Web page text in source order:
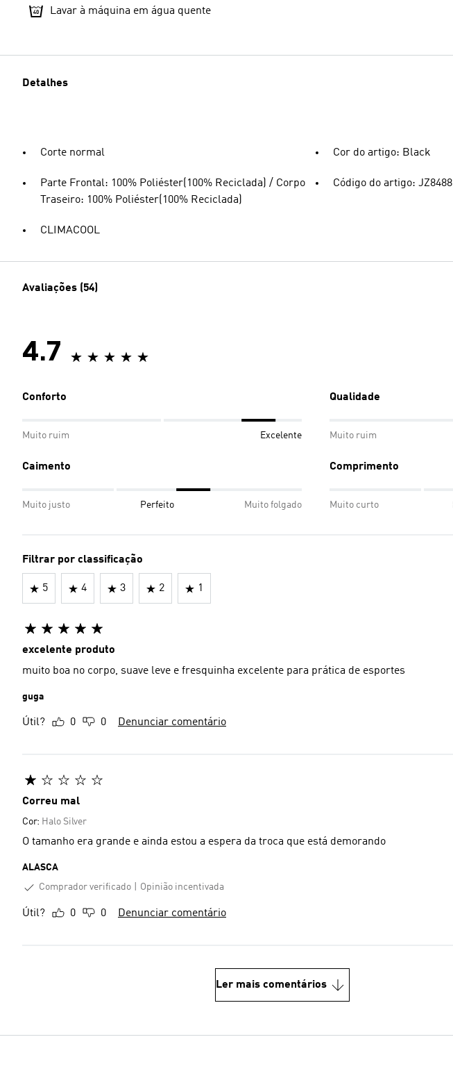
Lavar à máquina em água quente
Detalhes
Corte normal
Parte Frontal: 100% Poliéster(100% Reciclada) / Corpo
Traseiro: 100% Poliéster(100% Reciclada)
CLIMACOOL
Cor do artigo: Black
Código do artigo: JZ8488
Avaliações (54)
4.7
Conforto
Muito ruim Excelente
Qualidade
Muito ruim
Caimento
Muito justo Perfeito Muito folgado
Comprimento
Muito curto
Filtrar por classificação
5 4 3 2 1
excelente produto
muito boa no corpo, suave leve e fresquinha excelente para prática de esportes
guga
Útil? 0 0 Denunciar comentário
Correu mal
Cor: Halo Silver
O tamanho era grande e ainda estou a espera da troca que está demorando
ALASCA
Comprador verificado
Opinião incentivada
Útil? 0 0 Denunciar comentário
Ler mais comentários